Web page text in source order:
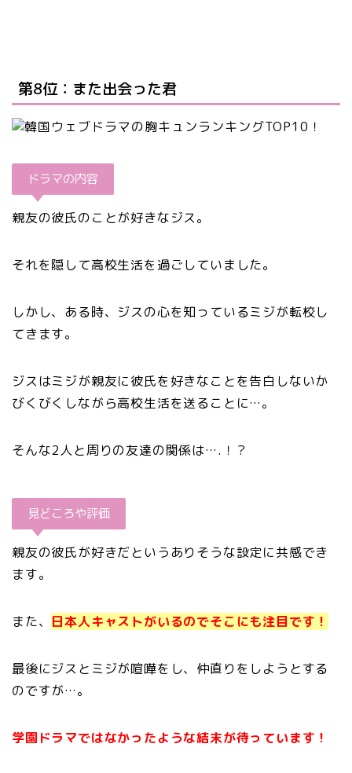
第8位：また出会った君
ドラマの内容
親友の彼氏のことが好きなジス。
それを隠して高校生活を過ごしていました。
しかし、ある時、ジスの心を知っているミジが転校し
てきます。
ジスはミジが親友に彼氏を好きなことを告白しないか
びくびくしながら高校生活を送ることに…。
そんな2人と周りの友達の関係は….！？
見どころや評価
親友の彼氏が好きだというありそうな設定に共感でき
ます。
また、 日本人キャストがいるのでそこにも注目です！
最後にジスとミジが喧嘩をし、仲直りをしようとする
のですが…。
学園ドラマではなかったような結末が待っています！